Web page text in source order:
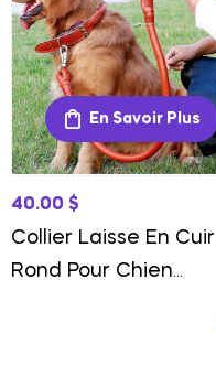
En Savoir Plus
40.00 $
Collier Laisse En Cuir
Rond Pour Chien